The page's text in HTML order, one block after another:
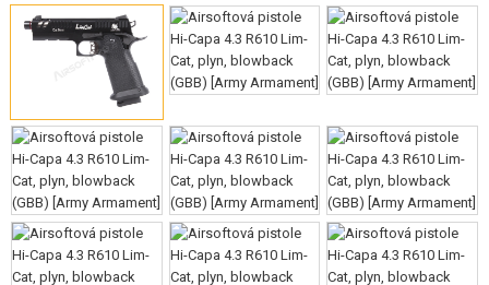
AIRSOFT SNIPER PUŠKY
AIRSOFT KULOMETY
STARTOVACÍ SETY
VZDUCHOVÉ ZBRANĚ, PRAKY
GRANÁTOMETY, GRANÁTY
KULIČKY, PLYN